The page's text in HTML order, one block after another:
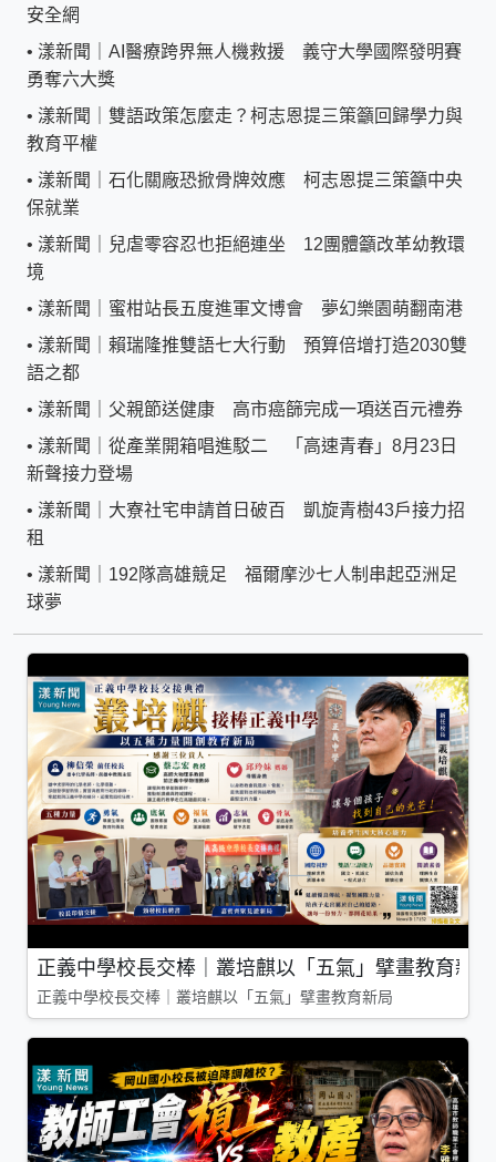
安全網
• 漾新聞｜AI醫療跨界無人機救援 義守大學國際發明賽
勇奪六大獎
• 漾新聞｜雙語政策怎麼走？柯志恩提三策籲回歸學力與
教育平權
• 漾新聞｜石化關廠恐掀骨牌效應 柯志恩提三策籲中央
保就業
• 漾新聞｜兒虐零容忍也拒絕連坐 12團體籲改革幼教環
境
• 漾新聞｜蜜柑站長五度進軍文博會 夢幻樂園萌翻南港
• 漾新聞｜賴瑞隆推雙語七大行動 預算倍增打造2030雙
語之都
• 漾新聞｜父親節送健康 高市癌篩完成一項送百元禮券
• 漾新聞｜從產業開箱唱進駁二 「高速青春」8月23日
新聲接力登場
• 漾新聞｜大寮社宅申請首日破百 凱旋青樹43戶接力招
租
• 漾新聞｜192隊高雄競足 福爾摩沙七人制串起亞洲足
球夢
正義中學校長交棒｜叢培麒以「五氣」擘畫教育新局
正義中學校長交棒｜叢培麒以「五氣」擘畫教育新局